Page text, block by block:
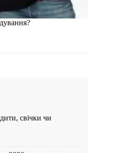
свічки чи